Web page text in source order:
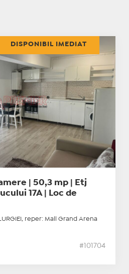
| 50,3 mp | Etj
17A | Loc de
reper: Mall Grand Arena
#101704
DISPONIBIL IMEDIAT